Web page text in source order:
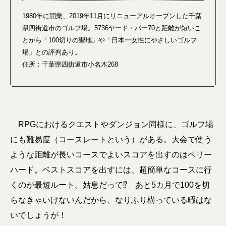
1980年に開業、2019年11月にリニューアルオープンした千葉
県四街道市のゴルフ場。5736ヤード・パー70と距離が短いこ
とから「100切りの聖地」や「日本一女性にやさしいゴルフ
場」との評判あり。
住所：千葉県四街道市小名木268
RPGにおけるクエストやダンジョン同様に、ゴルフ場
にも難易度（コースレートという）がある。大会で使う
ような距離が長いコースでよいスコアを出すのはベリー
ハード。ベストスコアを出すには、超簡単なコースに行
くのが最短ルート。姑息だって⁉ あと5カ月で100を切
らなきゃいけないんだから、なりふり構っている暇はな
いでしょうが！